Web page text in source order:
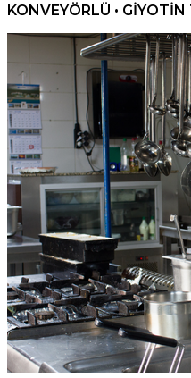
KONVEYÖRLÜ • GİYOTİN